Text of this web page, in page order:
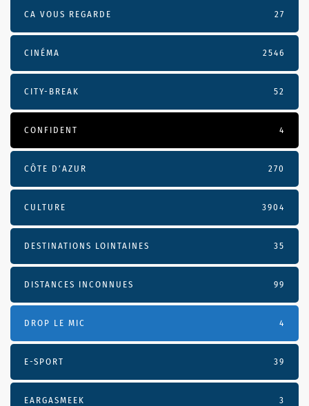
CA VOUS REGARDE 27
CINÉMA 2546
CITY-BREAK 52
CONFIDENT 4
CÔTE D’AZUR 270
CULTURE 3904
DESTINATIONS LOINTAINES 35
DISTANCES INCONNUES 99
DROP LE MIC 4
E-SPORT 39
EARGASMEEK 3